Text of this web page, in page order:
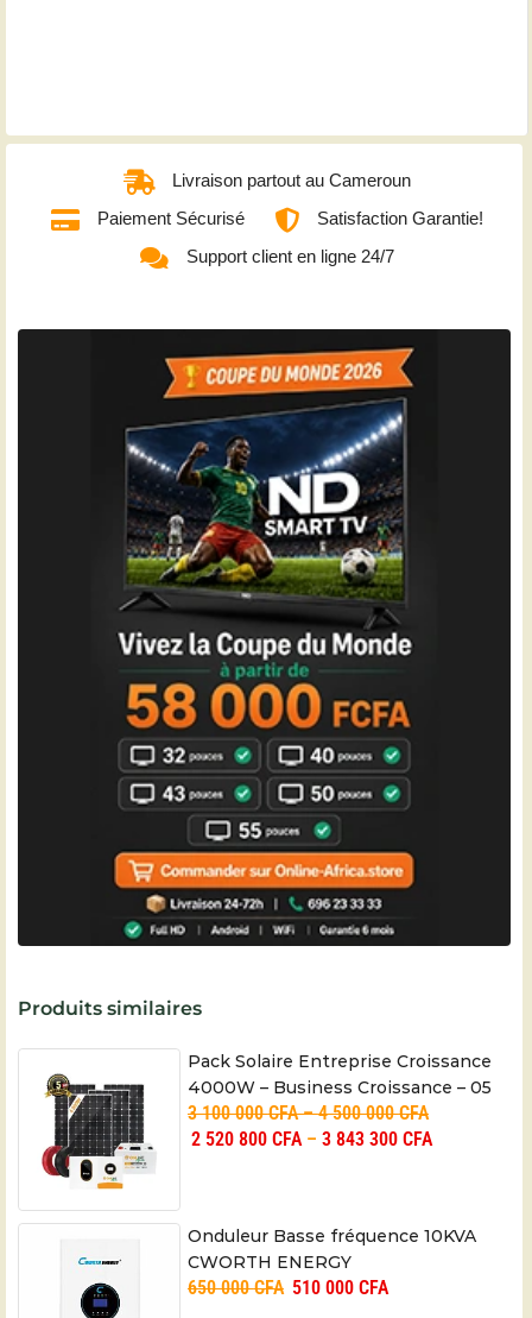
Livraison partout au Cameroun
Paiement Sécurisé
Satisfaction Garantie!
Support client en ligne 24/7
Produits similaires
Pack Solaire Entreprise Croissance
4000W – Business Croissance – 05
ans
3 100 000CFA–4 500 000CFA
2 520 800 CFA– 3 843 300 CFA
Onduleur Basse fréquence 10KVA
CWORTH ENERGY
650 000CFA 510 000 CFA